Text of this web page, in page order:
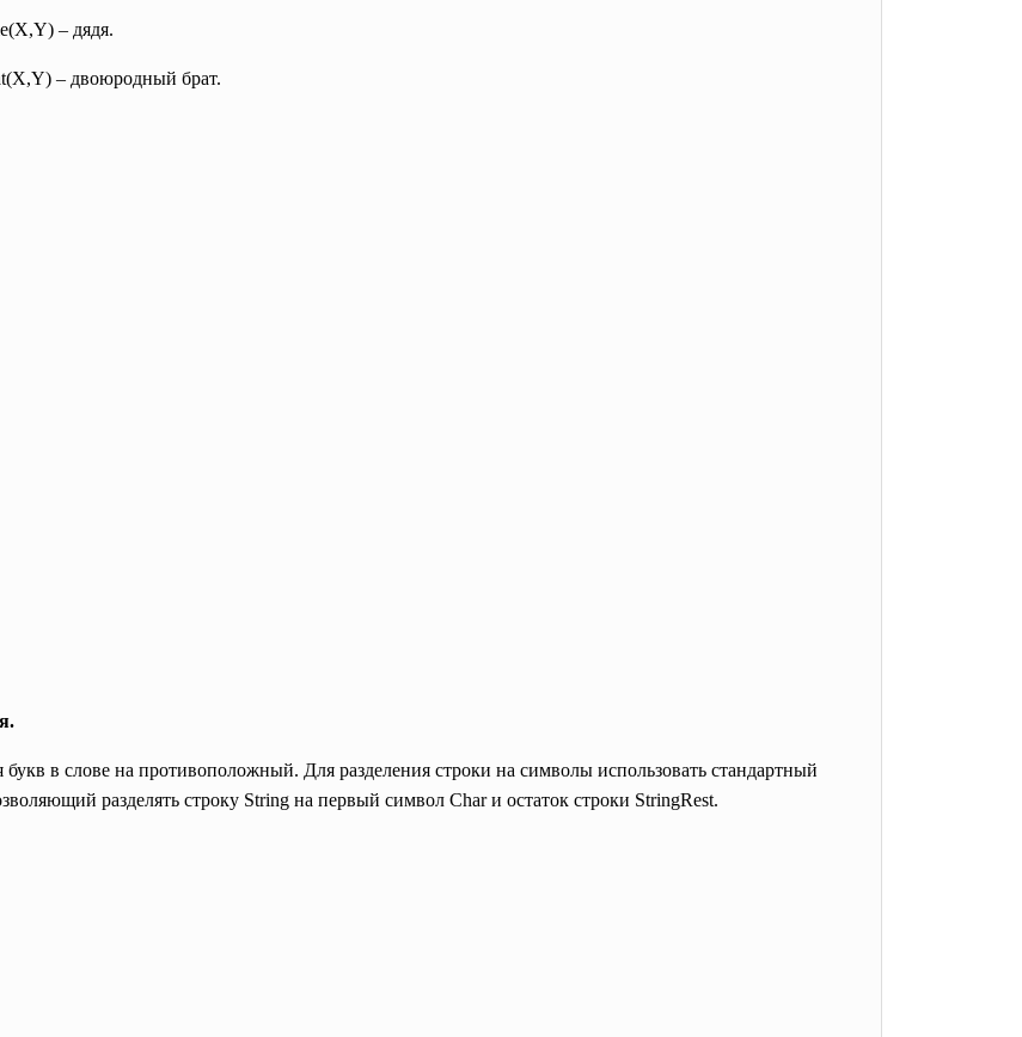
– дядя.
– двоюродный брат.
в слове на противоположный. Для разделения строки на символы использовать стандартный
разделять строку String на первый символ Char и остаток строки StringRest.